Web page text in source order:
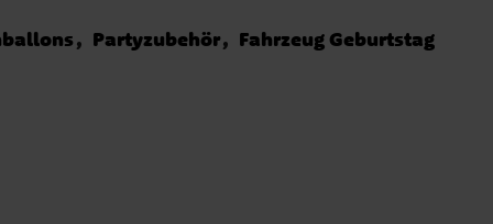
Partyzubehör Fahrzeug Geburtstag